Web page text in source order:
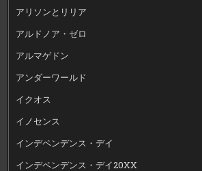
アリソンとリリア
アルドノア・ゼロ
アルマゲドン
アンダーワールド
イクオス
イノセンス
インデペンデンス・デイ
インデペンデンス・デイ20XX